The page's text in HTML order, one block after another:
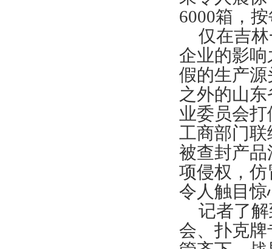
6000箱，
仅在吉
企业的影
假的生产
之外的山
业委员会
工商部门联
被查封产
项侵权，仿
令人触目惊
记者了
会、扑克